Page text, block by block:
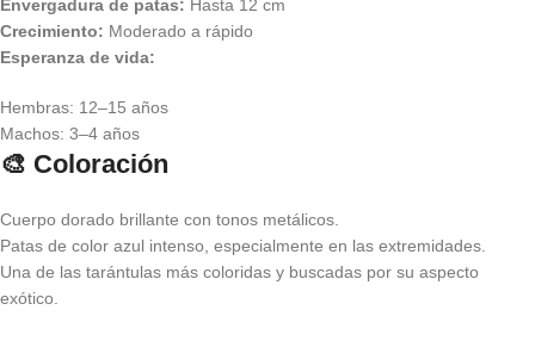
Envergadura de patas: Hasta 12 cm
Crecimiento: Moderado a rápido
Esperanza de vida:
Hembras: 12–15 años
Machos: 3–4 años
🎨 Coloración
Cuerpo dorado brillante con tonos metálicos.
Patas de color azul intenso, especialmente en las extremidades.
Una de las tarántulas más coloridas y buscadas por su aspecto
exótico.